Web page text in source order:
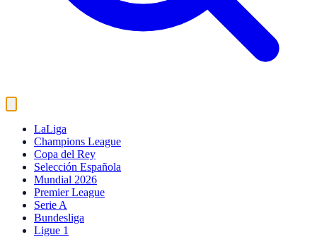
LaLiga
Champions League
Copa del Rey
Selección Española
Mundial 2026
Premier League
Serie A
Bundesliga
Ligue 1